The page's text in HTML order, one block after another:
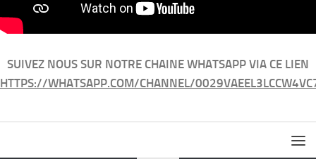
SUIVEZ NOUS SUR NOTRE CHAINE WHATSAPP VIA CE LIEN
HTTPS://WHATSAPP.COM/CHANNEL/